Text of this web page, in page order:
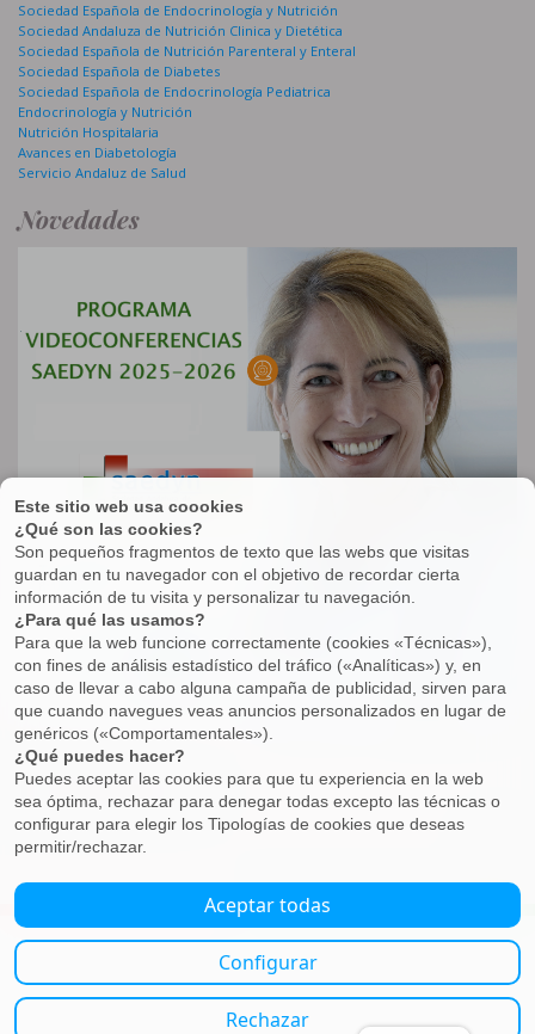
Sociedad Española de Endocrinología y Nutrición
Sociedad Andaluza de Nutrición Clinica y Dietética
Sociedad Española de Nutrición Parenteral y Enteral
Sociedad Española de Diabetes
Sociedad Española de Endocrinología Pediatrica
Endocrinología y Nutrición
Nutrición Hospitalaria
Avances en Diabetología
Servicio Andaluz de Salud
Novedades